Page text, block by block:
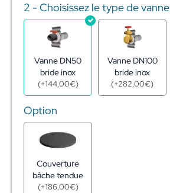
2 - Choisissez le type de vanne
Vanne DN50
bride inox
(+144,00€)
Vanne DN100
bride inox
(+282,00€)
Option
Couverture
bâche tendue
(+186,00€)
h2,54
m